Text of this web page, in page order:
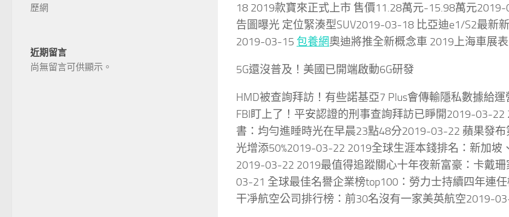
18 2019款寶來正式上市 售價11.28萬元-15.98萬元
告圖曝光 定位緊湊型SUV2019-03-18 比亞迪e1/S2最新
2019-03-15 包養網奧迪將推全新概念車 2019上海車展
5G還沒普及！美國已開端啟動6G研發
HMD被查詢拜訪！有些諾基亞7 Plus會傳輸隱私數據給
FBI盯上了！平安認證的刑事查詢拜訪已睜開2019-03-22
書：均勻進睡時光在早晨23點48分2019-03-22 蘋果發布
光增添50%2019-03-22 2019全球生涯本錢排名：新加坡
2019-03-22 2019最值得追蹤關心十年夜新富豪：卡戴珊
03-21 全球最佳名譽企業榜top100：勞力士持續四年連
干凈航空公司排行榜：前30名沒有一家美英航空2019-
歷網
近期留言
尚無留言可供顯示。